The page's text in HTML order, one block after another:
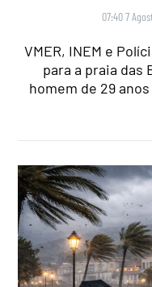
07:40 7
VMER, INEM e
para a praia das
homem de 29